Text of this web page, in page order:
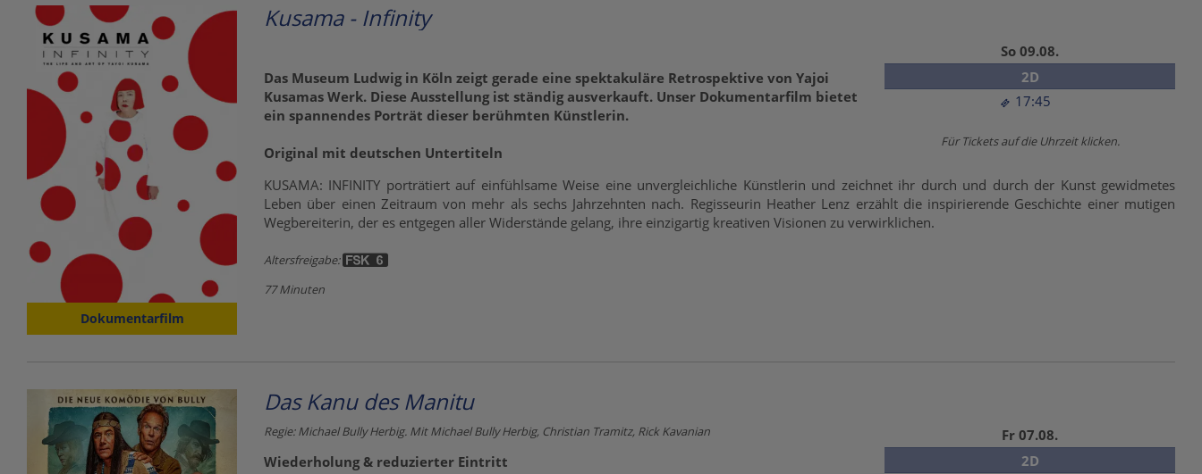
Dokumentarfilm
Kusama - Infinity
So 09.08.
17:45
2D
Für Tickets auf die Uhrzeit klicken.
Das Museum Ludwig in Köln zeigt gerade eine spektakuläre Retrospektive von Yajoi
Kusamas Werk. Diese Ausstellung ist ständig ausverkauft. Unser Dokumentarfilm bietet
ein spannendes Porträt dieser berühmten Künstlerin.
Original mit deutschen Untertiteln
KUSAMA: INFINITY porträtiert auf einfühlsame Weise eine unvergleichliche Künstlerin und zeichnet ihr durch und durch der Kunst gewidmetes
Leben über einen Zeitraum von mehr als sechs Jahrzehnten nach. Regisseurin Heather Lenz erzählt die inspirierende Geschichte einer mutigen
Wegbereiterin, der es entgegen aller Widerstände gelang, ihre einzigartig kreativen Visionen zu verwirklichen.
Altersfreigabe:
77 Minuten
Das Kanu des Manitu
Fr 07.08.
2D
Regie: Michael Bully Herbig. Mit Michael Bully Herbig, Christian Tramitz, Rick Kavanian
Wiederholung & reduzierter Eintritt